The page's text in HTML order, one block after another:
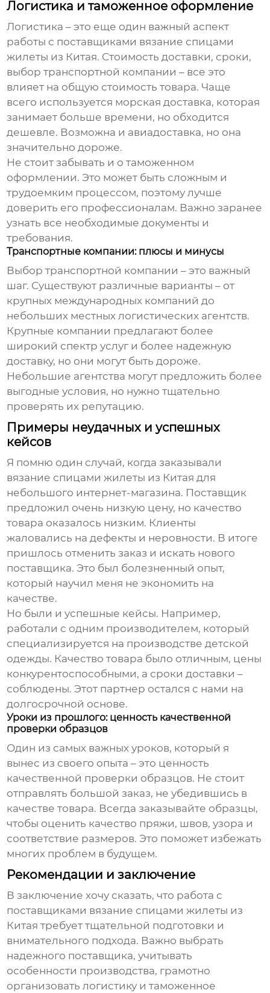
Логистика и таможенное оформление
Логистика – это еще один важный аспект
работы с поставщиками вязание спицами
жилеты из Китая. Стоимость доставки, сроки,
выбор транспортной компании – все это
влияет на общую стоимость товара. Чаще
всего используется морская доставка, которая
занимает больше времени, но обходится
дешевле. Возможна и авиадоставка, но она
значительно дороже.
Не стоит забывать и о таможенном
оформлении. Это может быть сложным и
трудоемким процессом, поэтому лучше
доверить его профессионалам. Важно заранее
узнать все необходимые документы и
требования.
Транспортные компании: плюсы и минусы
Выбор транспортной компании – это важный
шаг. Существуют различные варианты – от
крупных международных компаний до
небольших местных логистических агентств.
Крупные компании предлагают более
широкий спектр услуг и более надежную
доставку, но они могут быть дороже.
Небольшие агентства могут предложить более
выгодные условия, но нужно тщательно
проверять их репутацию.
Примеры неудачных и успешных
кейсов
Я помню один случай, когда заказывали
вязание спицами жилеты из Китая для
небольшого интернет-магазина. Поставщик
предложил очень низкую цену, но качество
товара оказалось низким. Клиенты
жаловались на дефекты и неровности. В итоге
пришлось отменить заказ и искать нового
поставщика. Это был болезненный опыт,
который научил меня не экономить на
качестве.
Но были и успешные кейсы. Например,
работали с одним производителем, который
специализируется на производстве детской
одежды. Качество товара было отличным, цены
конкурентоспособными, а сроки доставки –
соблюдены. Этот партнер остался с нами на
долгосрочной основе.
Уроки из прошлого: ценность качественной
проверки образцов
Один из самых важных уроков, который я
вынес из своего опыта – это ценность
качественной проверки образцов. Не стоит
отправлять большой заказ, не убедившись в
качестве товара. Всегда заказывайте образцы,
чтобы оценить качество пряжи, швов, узора и
соответствие размеров. Это поможет избежать
многих проблем в будущем.
Рекомендации и заключение
В заключение хочу сказать, что работа с
поставщиками вязание спицами жилеты из
Китая требует тщательной подготовки и
внимательного подхода. Важно выбрать
надежного поставщика, учитывать
особенности производства, грамотно
организовать логистику и таможенное